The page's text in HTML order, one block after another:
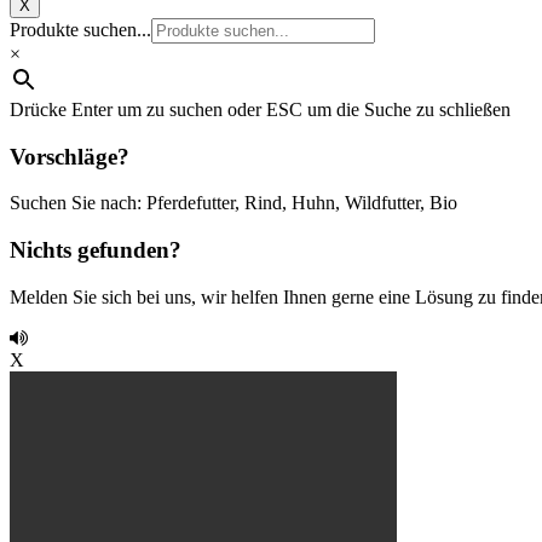
X
Produkte suchen...
×
Drücke Enter um zu suchen oder ESC um die Suche zu schließen
Vorschläge?
Suchen Sie nach: Pferdefutter, Rind, Huhn, Wildfutter, Bio
Nichts gefunden?
Melden Sie sich bei uns, wir helfen Ihnen gerne eine Lösung zu
X